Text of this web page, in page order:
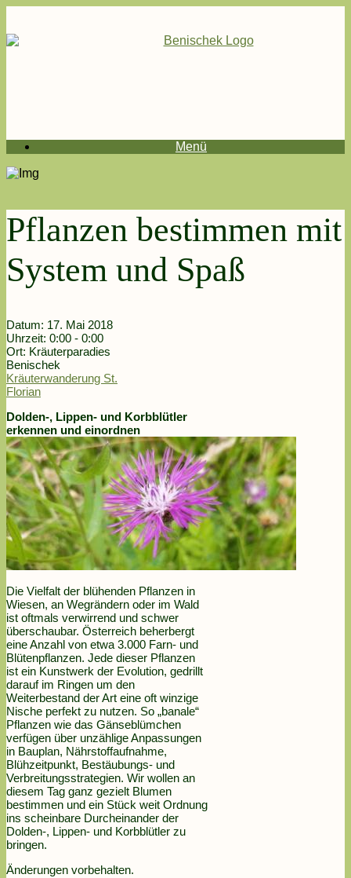
Menü
Pflanzen bestimmen mit
System und Spaß
Datum: 17. Mai 2018
Uhrzeit: 0:00 - 0:00
Ort: Kräuterparadies
Benischek
Kräuterwanderung St.
Florian
Dolden-, Lippen- und Korbblütler
erkennen und einordnen
Die Vielfalt der blühenden Pflanzen in
Wiesen, an Wegrändern oder im Wald
ist oftmals verwirrend und schwer
überschaubar. Österreich beherbergt
eine Anzahl von etwa 3.000 Farn- und
Blütenpflanzen. Jede dieser Pflanzen
ist ein Kunstwerk der Evolution, gedrillt
darauf im Ringen um den
Weiterbestand der Art eine oft winzige
Nische perfekt zu nutzen. So „banale“
Pflanzen wie das Gänseblümchen
verfügen über unzählige Anpassungen
in Bauplan, Nährstoffaufnahme,
Blühzeitpunkt, Bestäubungs- und
Verbreitungsstrategien. Wir wollen an
diesem Tag ganz gezielt Blumen
bestimmen und ein Stück weit Ordnung
ins scheinbare Durcheinander der
Dolden-, Lippen- und Korbblütler zu
bringen.
Änderungen vorbehalten.